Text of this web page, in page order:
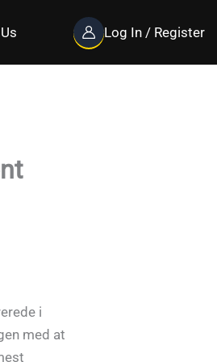
Log In / Register
i
med at